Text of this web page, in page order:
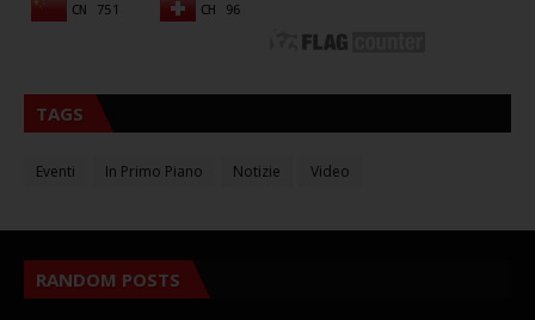
TAGS
Eventi In Primo Piano Notizie Video
RANDOM POSTS